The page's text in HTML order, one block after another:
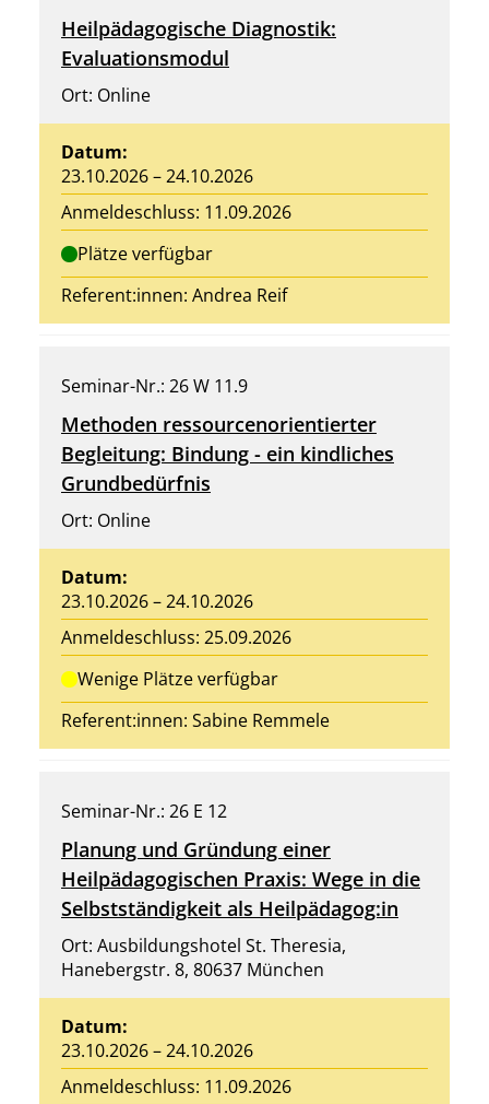
Heilpädagogische Diagnostik:
Evaluationsmodul
Ort: Online
Datum:
23.10.2026 – 24.10.2026
Anmeldeschluss: 11.09.2026
Plätze verfügbar
Referent:innen: Andrea Reif
Seminar-Nr.: 26 W 11.9
Methoden ressourcenorientierter
Begleitung: Bindung - ein kindliches
Grundbedürfnis
Ort: Online
Datum:
23.10.2026 – 24.10.2026
Anmeldeschluss: 25.09.2026
Wenige Plätze verfügbar
Referent:innen: Sabine Remmele
Seminar-Nr.: 26 E 12
Planung und Gründung einer
Heilpädagogischen Praxis: Wege in die
Selbstständigkeit als Heilpädagog:in
Ort: Ausbildungshotel St. Theresia,
Hanebergstr. 8, 80637 München
Datum:
23.10.2026 – 24.10.2026
Anmeldeschluss: 11.09.2026